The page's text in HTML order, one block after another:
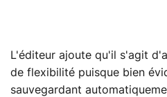
L'éditeur ajoute qu'il s'agit
de flexibilité puisque bien
sauvegardant